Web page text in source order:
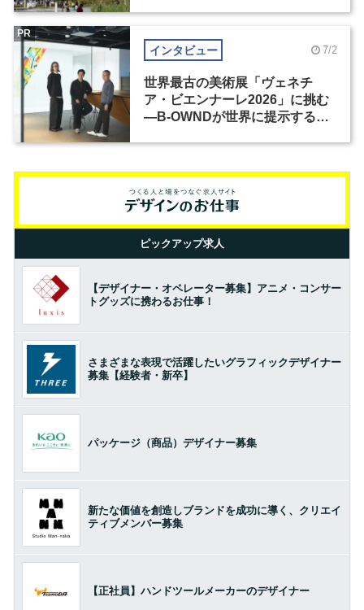
インタビュー 7/2
世界最古の美術展「ヴェネチ
ア・ビエンナーレ2026」に挑む
―B-OWNDが世界に提示する美
PR
ピックアップ求人
【デザイナー・オペレーター募集】アニメ・コンサー
トグッズに携わるお仕事！
さまざまな表現で活躍したいグラフィックデザイナー
募集【経験者・新卒】
パッケージ（商品）デザイナー募集
新たな価値を創造しブランドを成功に導く、クリエイ
ティブメンバー募集
【正社員】ハンドツールメーカーのデザイナー